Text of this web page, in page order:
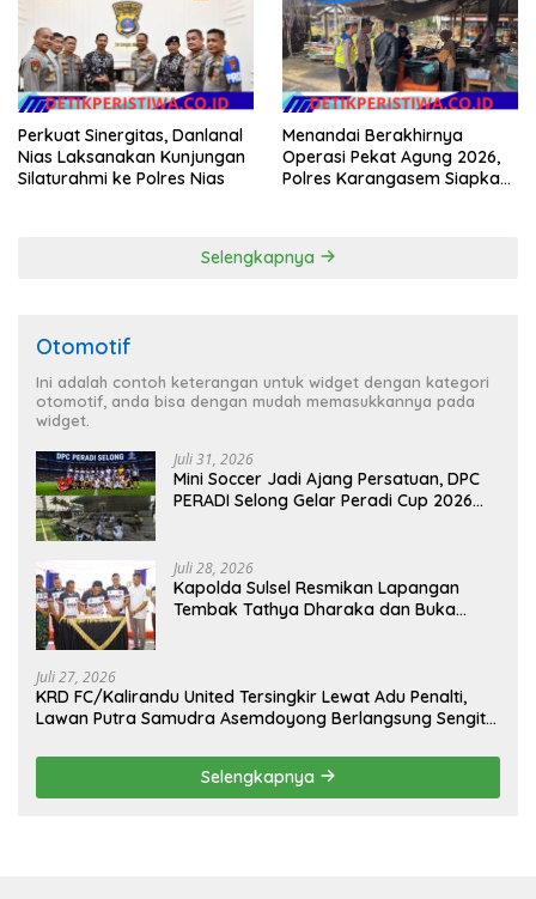
Perkuat Sinergitas, Danlanal
Nias Laksanakan Kunjungan
Silaturahmi ke Polres Nias
Menandai Berakhirnya
Operasi Pekat Agung 2026,
Polres Karangasem Siapkan
Selengkapnya
Otomotif
Ini adalah contoh keterangan untuk widget dengan kategori
otomotif, anda bisa dengan mudah memasukkannya pada
widget.
Juli 31, 2026
Mini Soccer Jadi Ajang Persatuan, DPC
PERADI Selong Gelar Peradi Cup 2026
Juli 28, 2026
Kapolda Sulsel Resmikan Lapangan
Tembak Tathya Dharaka dan Buka
Juli 27, 2026
KRD FC/Kalirandu United Tersingkir Lewat Adu Penalti,
Lawan Putra Samudra Asemdoyong Berlangsung Sengit
Selengkapnya